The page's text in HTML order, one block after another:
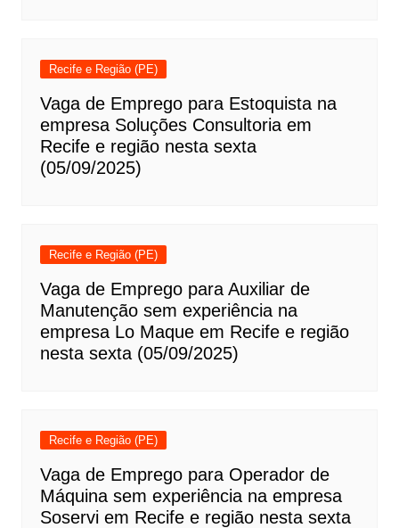
Recife e Região (PE)
Vaga de Emprego para Estoquista na
empresa Soluções Consultoria em
Recife e região nesta sexta
(05/09/2025)
Recife e Região (PE)
Vaga de Emprego para Auxiliar de
Manutenção sem experiência na
empresa Lo Maque em Recife e região
nesta sexta (05/09/2025)
Recife e Região (PE)
Vaga de Emprego para Operador de
Máquina sem experiência na empresa
Soservi em Recife e região nesta sexta